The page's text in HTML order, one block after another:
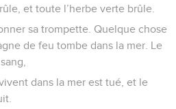
et toute l’herbe verte brûle.
sa trompette. Quelque chose
de feu tombe dans la mer. Le
dans la mer est tué, et le